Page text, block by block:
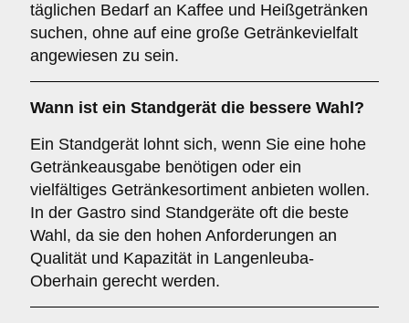
täglichen Bedarf an Kaffee und Heißgetränken
suchen, ohne auf eine große Getränkevielfalt
angewiesen zu sein.
Wann ist ein Standgerät die bessere Wahl?
Ein Standgerät lohnt sich, wenn Sie eine hohe
Getränkeausgabe benötigen oder ein
vielfältiges Getränkesortiment anbieten wollen.
In der Gastro sind Standgeräte oft die beste
Wahl, da sie den hohen Anforderungen an
Qualität und Kapazität in Langenleuba-
Oberhain gerecht werden.